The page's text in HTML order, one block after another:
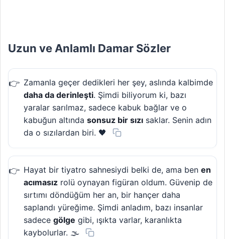
Uzun ve Anlamlı Damar Sözler
Zamanla geçer dedikleri her şey, aslında kalbimde
daha da derinleşti. Şimdi biliyorum ki, bazı
yaralar sarılmaz, sadece kabuk bağlar ve o
kabuğun altında sonsuz bir sızı saklar. Senin adın
da o sızılardan biri. 🖤
Hayat bir tiyatro sahnesiydi belki de, ama ben en
acımasız rolü oynayan figüran oldum. Güvenip de
sırtımı döndüğüm her an, bir hançer daha
saplandı yüreğime. Şimdi anladım, bazı insanlar
sadece gölge gibi, ışıkta varlar, karanlıkta
kaybolurlar. 🌫️